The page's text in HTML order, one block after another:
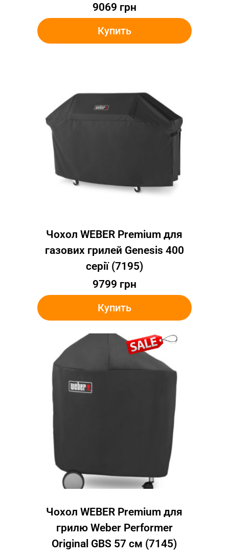
9069 грн
Купить
Чохол WEBER Premium для
газових грилей Genesis 400
серії (7195)
9799 грн
Купить
Чохол WEBER Premium для
грилю Weber Performer
Original GBS 57 см (7145)